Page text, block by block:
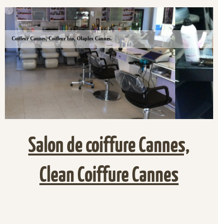
Coiffeur Cannes, Coiffeur bio, Olaplex Cannes.
Salon de coiffure Cannes,
Clean Coiffure Cannes